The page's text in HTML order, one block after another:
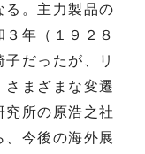
る。主力製品の
３年（１９２８
だったが、リ
さまざまな変遷
究所の原浩之社
今後の海外展